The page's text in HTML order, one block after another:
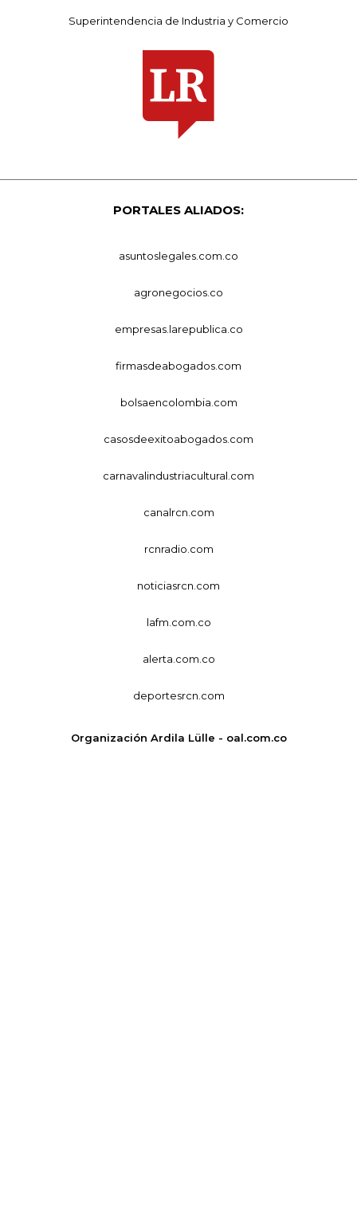
Superintendencia de Industria y Comercio
PORTALES ALIADOS:
asuntoslegales.com.co
agronegocios.co
empresas.larepublica.co
firmasdeabogados.com
bolsaencolombia.com
casosdeexitoabogados.com
carnavalindustriacultural.com
canalrcn.com
rcnradio.com
noticiasrcn.com
lafm.com.co
alerta.com.co
deportesrcn.com
Organización Ardila Lülle - oal.com.co